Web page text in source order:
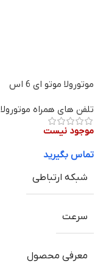
موتورولا موتو ای 6 اس
تلفن های همراه موتورولا
موجود نیست
تماس بگیرید
شبکه ارتباطی
سرعت
معرفی محصول